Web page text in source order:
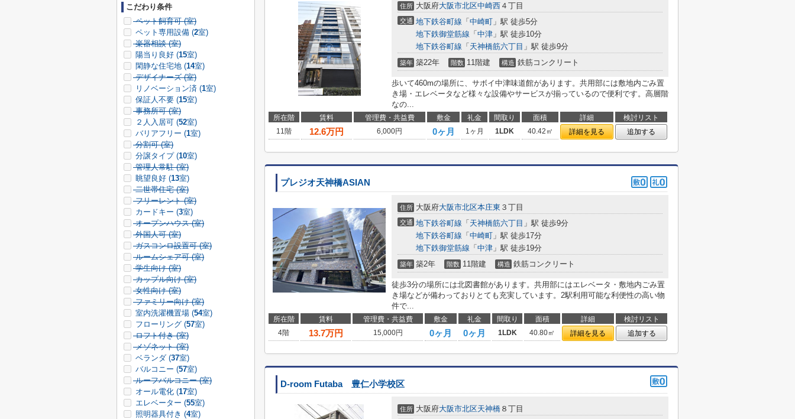
住所 大阪府大阪市北区中崎西 ４丁目
交通 地下鉄谷町線 「 中崎町 」駅 徒歩5分
地下鉄御堂筋線 「 中津 」駅 徒歩10分
地下鉄谷町線 「 天神橋筋六丁目 」駅 徒歩9分
築年 築22年 階数 11階建 構造 鉄筋コンクリート
歩いて460mの場所に、サボイ中津味道館があります。共用部には敷地内ごみ置
き場・エレベータなど様々な設備やサービスが揃っているので便利です。高層階
なの...
所在階 賃料 管理費・共益費 敷金 礼金 間取り 面積 詳細
検討リスト
11階
12.6万円 6,000円 0ヶ月 1ヶ月 1LDK 40.42㎡ 詳細を見る 追加する
プレジオ天神橋ASIAN
住所 大阪府大阪市北区本庄東 ３丁目
交通 地下鉄谷町線 「 天神橋筋六丁目 」駅 徒歩9分
地下鉄谷町線 「 中崎町 」駅 徒歩17分
地下鉄御堂筋線 「 中津 」駅 徒歩19分
築年 築2年 階数 11階建 構造 鉄筋コンクリート
徒歩3分の場所には北図書館があります。共用部にはエレベータ・敷地内ごみ置
き場などが備わっておりとても充実しています。2駅利用可能な利便性の高い物
件で...
所在階 賃料 管理費・共益費 敷金 礼金 間取り 面積 詳細
検討リスト
4階
13.7万円 15,000円 0ヶ月 0ヶ月 1LDK 40.80㎡ 詳細を見る 追加する
D-room Futaba 豊仁小学校区
住所 大阪府大阪市北区天神橋 ８丁目
こだわり条件
ペット飼育可 (室)
ペット専用設備 (2室)
楽器相談 (室)
陽当り良好 (15室)
閑静な住宅地 (14室)
デザイナーズ (室)
リノベーション済 (1室)
保証人不要 (15室)
事務所可 (室)
２人入居可 (52室)
バリアフリー (1室)
分割可 (室)
分譲タイプ (10室)
管理人常駐 (室)
眺望良好 (13室)
二世帯住宅 (室)
フリーレント (室)
カードキー (3室)
オープンハウス (室)
外国人可 (室)
ガスコンロ設置可 (室)
ルームシェア可 (室)
学生向け (室)
カップル向け (室)
女性向け (室)
ファミリー向け (室)
室内洗濯機置場 (54室)
フローリング (57室)
ロフト付き (室)
メゾネット (室)
ベランダ (37室)
バルコニー (57室)
ルーフバルコニー (室)
オール電化 (17室)
エレベーター (55室)
照明器具付き (4室)